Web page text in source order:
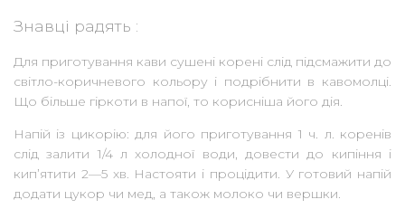
Знавці радять :
Для приготування кави сушені корені слід підсмажити до
світло-коричневого кольору і подрібнити в кавомолці.
Що більше гіркоти в напої, то корисніша його дія.
Напій із цикорію: для його приготування 1 ч. л. коренів
слід залити 1/4 л холодної води, довести до кипіння і
кип’ятити 2—5 хв. Настояти і процідити. У готовий напій
додати цукор чи мед, а також молоко чи вершки.